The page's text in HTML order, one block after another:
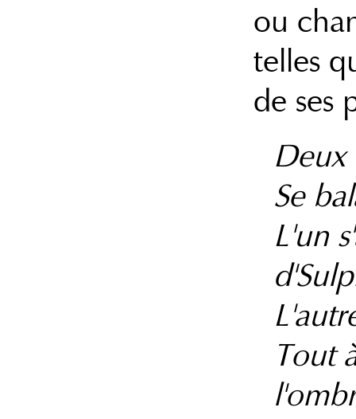
ou
telles
de ses
Deux
Se
L'un
Tout